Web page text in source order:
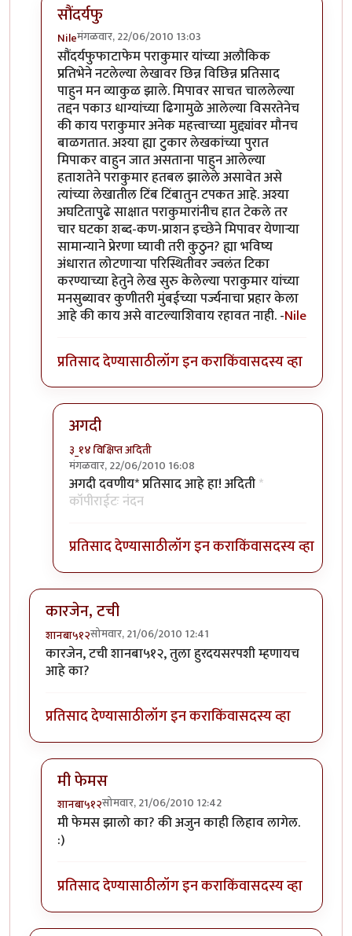
सौंदर्यफु
Nileमंगळवार, 22/06/2010 13:03
In reply toवाह!byसहज
सौंदर्यफुफाटाफेम पराकुमार यांच्या अलौकिक
प्रतिभेने नटलेल्या लेखावर छिन्न विछिन्न प्रतिसाद
पाहुन मन व्याकुळ झाले. मिपावर साचत चाललेल्या
तद्दन पकाउ धाग्यांच्या ढिगामुळे आलेल्या विसरतेनेच
की काय पराकुमार अनेक महत्त्वाच्या मुद्द्यांवर मौनच
बाळगतात. अश्या ह्या टुकार लेखकांच्या पुरात
मिपाकर वाहुन जात असताना पाहुन आलेल्या
हताशतेने पराकुमार हतबल झालेले असावेत असे
त्यांच्या लेखातील टिंब टिंबातुन टपकत आहे. अश्या
अघटितापुढे साक्षात पराकुमारांनीच हात टेकले तर
चार घटका शब्द-कण-प्राशन इच्छेने मिपावर येणार्‍या
सामान्याने प्रेरणा घ्यावी तरी कुठुन? ह्या भविष्य
अंधारात लोटणार्‍या परिस्थितीवर ज्वलंत टिका
करण्याच्या हेतुने लेख सुरु केलेल्या पराकुमार यांच्या
मनसुब्यावर कुणीतरी मुंबईच्या पर्ज्यनाचा प्रहार केला
आहे की काय असे वाटल्याशिवाय रहावत नाही. -Nile
प्रतिसाद देण्यासाठीलॉग इन कराकिंवासदस्य व्हा
अगदी
३_१४ विक्षिप्त अदिती
मंगळवार, 22/06/2010 16:08
In reply toसौंदर्यफुbyNile
अगदी दवणीय* प्रतिसाद आहे हा! अदिती*
कॉपीराईटः नंदन
प्रतिसाद देण्यासाठीलॉग इन कराकिंवासदस्य व्हा
कारजेन, टची
शानबा५१२सोमवार, 21/06/2010 12:41
कारजेन, टची शानबा५१२, तुला हुरदयसरपशी म्हणायच
आहे का?
प्रतिसाद देण्यासाठीलॉग इन कराकिंवासदस्य व्हा
मी फेमस
शानबा५१२सोमवार, 21/06/2010 12:42
In reply toकारजेन, टचीbyशानबा५१२
मी फेमस झालो का? की अजुन काही लिहाव लागेल.
:)
प्रतिसाद देण्यासाठीलॉग इन कराकिंवासदस्य व्हा